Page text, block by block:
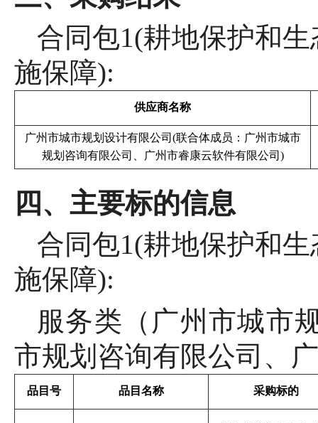
合同包1(耕地保护和
施保障):
供应商名称
广州市城市规划设计有限公司 (联合体成员：广州市城市
规划咨询有限公司、广州市睿康云软件有限公司)
四、主要标的信息
合同包1(耕地保护和
施保障):
服务类（广州市城市
市规划咨询有限公司、
品目号 品目名称 采购标的